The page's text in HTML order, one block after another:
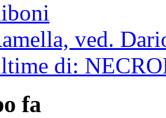
ved.
di:
fa